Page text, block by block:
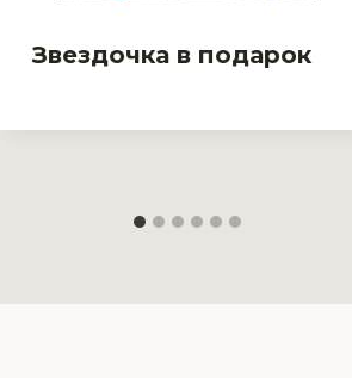
Звездочка в подарок